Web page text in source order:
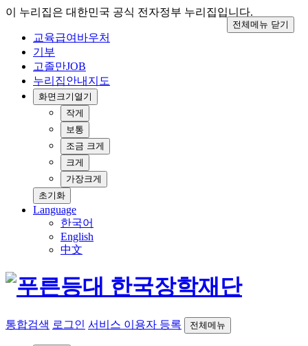
이 누리집은 대한민국 공식 전자정부 누리집입니다.
교육급여바우처
기부
고졸만JOB
누리집안내지도
화면크기 열기
작게
보통
조금 크게
크게
가장크게
초기화
Language
한국어
English
中文
통합검색 로그인 서비스 이용자 등록 전체메뉴
전체메뉴 닫기